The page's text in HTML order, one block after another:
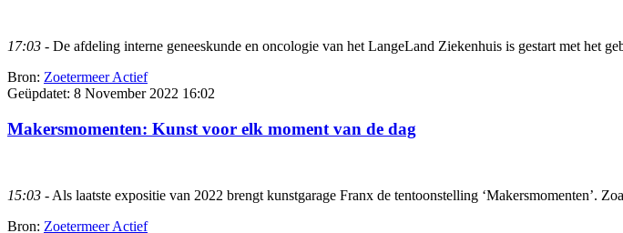
17:03 - De afdeling interne geneeskunde en oncologie van het LangeLand Ziekenhuis is gestart met het
Bron: Zoetermeer Actief
Geüpdatet: 8 November 2022 16:02
Makersmomenten: Kunst voor elk moment van de dag
15:03 - Als laatste expositie van 2022 brengt kunstgarage Franx de tentoonstelling ‘Makersmomenten’.
Bron: Zoetermeer Actief